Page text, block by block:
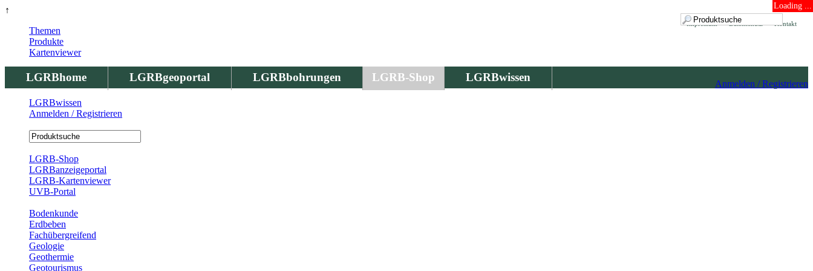
↑ Loading ...
Kontakt
Datenschutz
Impressum
LGRBhome LGRBgeoportal LGRBbohrungen LGRB-Shop LGRBwissen
Anmelden / Registrieren
Themen
Produkte
Kartenviewer
LGRBwissen
Anmelden / Registrieren
LGRB-Shop
LGRBanzeigeportal
LGRB-Kartenviewer
UVB-Portal
Bodenkunde
Erdbeben
Fachübergreifend
Geologie
Geothermie
Geotourismus